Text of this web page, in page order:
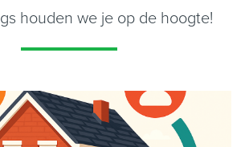
houden we je op de hoogte!